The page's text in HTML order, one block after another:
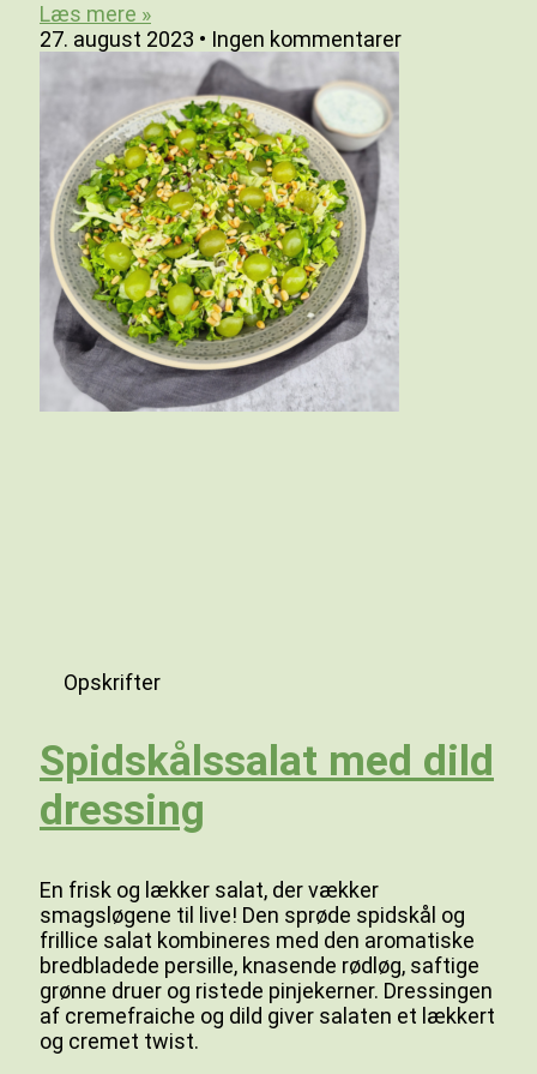
Læs mere »
27. august 2023
Ingen kommentarer
Opskrifter
Spidskålssalat med dild
dressing
En frisk og lækker salat, der vækker
smagsløgene til live! Den sprøde spidskål og
frillice salat kombineres med den aromatiske
bredbladede persille, knasende rødløg, saftige
grønne druer og ristede pinjekerner. Dressingen
af cremefraiche og dild giver salaten et lækkert
og cremet twist.